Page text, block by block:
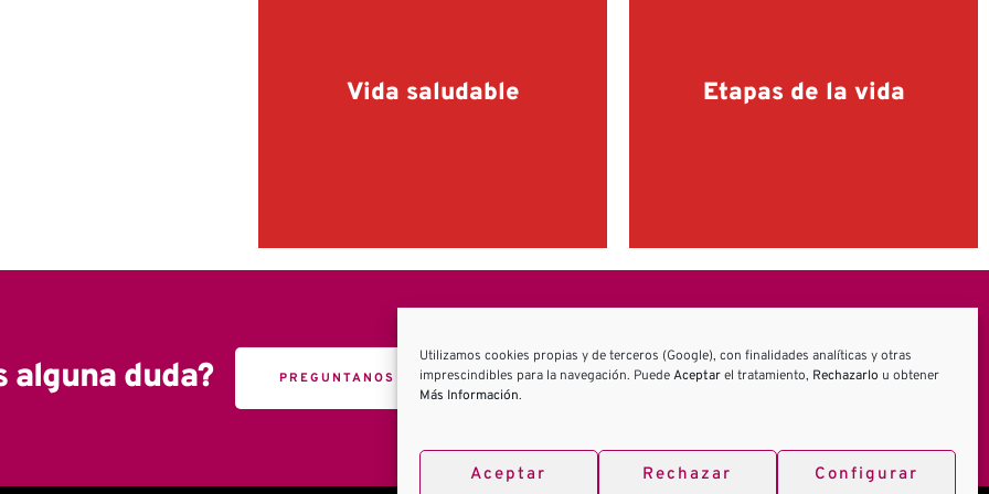
Utilizamos cookies propias y de terceros (Google), con finalidades analíticas y otras
imprescindibles para la navegación. PuedeAceptarel tratamiento, Rechazarlo u obtener
Más Información.
Aceptar Rechazar Configurar
Vida saludable Etapas de la vida
alguna duda? PREGUNTANOS